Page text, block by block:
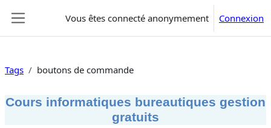
Vous êtes connecté anonymement Connexion
Tags boutons de commande
Cours informatiques bureautiques gestion
gratuits